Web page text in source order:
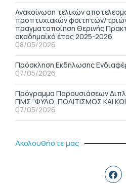
Ανακοίνωση τελικών
προπτυχιακών φοιτητών/
πραγματοποίηση Θερινής
ακαδημαϊκό έτος 2025-2026.
08/05/2026
Πρόσκληση Εκδήλωσης
07/05/2026
Πρόγραμμα Παρουσιάσεων
ΠΜΣ “ΦΥΛΟ, ΠΟΛΙΤΙΣΜΟΣ ΚΑΙ
07/05/2026
Ακολουθήστε μας